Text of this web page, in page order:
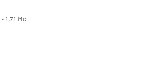
- 1,71 Mo